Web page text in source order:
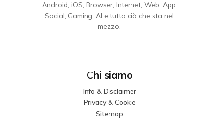
Android, iOS, Browser, Internet, Web, App,
Social, Gaming, AI e tutto ciò che sta nel
mezzo.
Chi siamo
Info & Disclaimer
Privacy & Cookie
Sitemap